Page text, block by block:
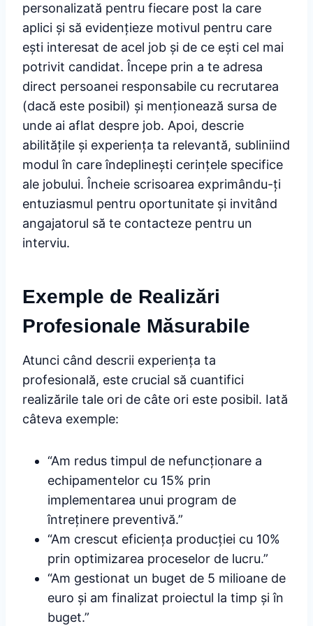
personalizată pentru fiecare post la care
aplici și să evidențieze motivul pentru care
ești interesat de acel job și de ce ești cel mai
potrivit candidat. Începe prin a te adresa
direct persoanei responsabile cu recrutarea
(dacă este posibil) și menționează sursa de
unde ai aflat despre job. Apoi, descrie
abilitățile și experiența ta relevantă, subliniind
modul în care îndeplinești cerințele specifice
ale jobului. Încheie scrisoarea exprimându-ți
entuziasmul pentru oportunitate și invitând
angajatorul să te contacteze pentru un
interviu.
Exemple de Realizări
Profesionale Măsurabile
Atunci când descrii experiența ta
profesională, este crucial să cuantifici
realizările tale ori de câte ori este posibil. Iată
câteva exemple:
“Am redus timpul de nefuncționare a
echipamentelor cu 15% prin
implementarea unui program de
întreținere preventivă.”
“Am crescut eficiența producției cu 10%
prin optimizarea proceselor de lucru.”
“Am gestionat un buget de 5 milioane de
euro și am finalizat proiectul la timp și în
buget.”